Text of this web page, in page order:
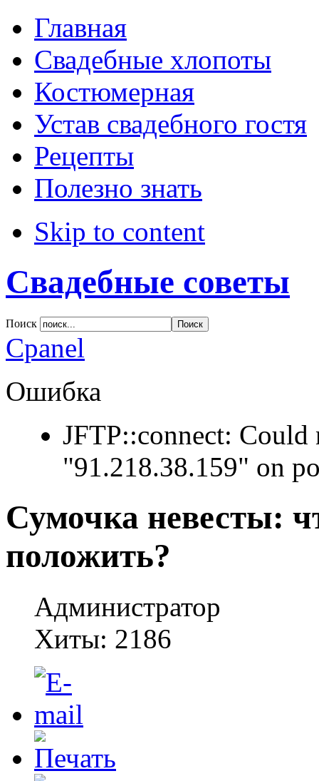
Главная
Свадебные хлопоты
Костюмерная
Устав свадебного гостя
Рецепты
Полезно знать
Skip to content
Свадебные советы
Поиск
Direction
LTR
RTL
Menu Style
Mega Menu
CSS Menu
Split Menu
Apply Reset
Cpanel
Ошибка
JFTP::connect: Could
"91.218.38.159" on
Сумочка невесты:
положить?
Администратор
Хиты: 2186